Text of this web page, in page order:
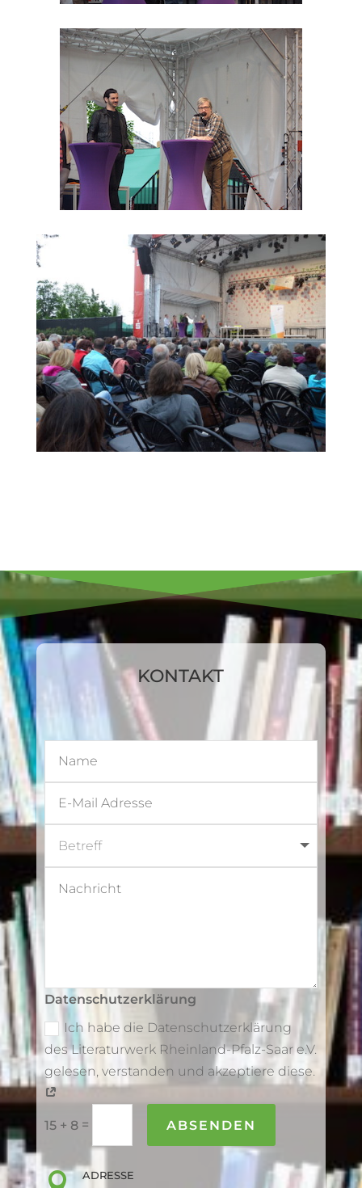
KONTAKT
Datenschutzerklärung
Ich habe die Datenschutzerklärung
des Literaturwerk Rheinland-Pfalz-Saar e.V.
gelesen, verstanden und akzeptiere diese.
15 + 8= ABSENDEN
ADRESSE